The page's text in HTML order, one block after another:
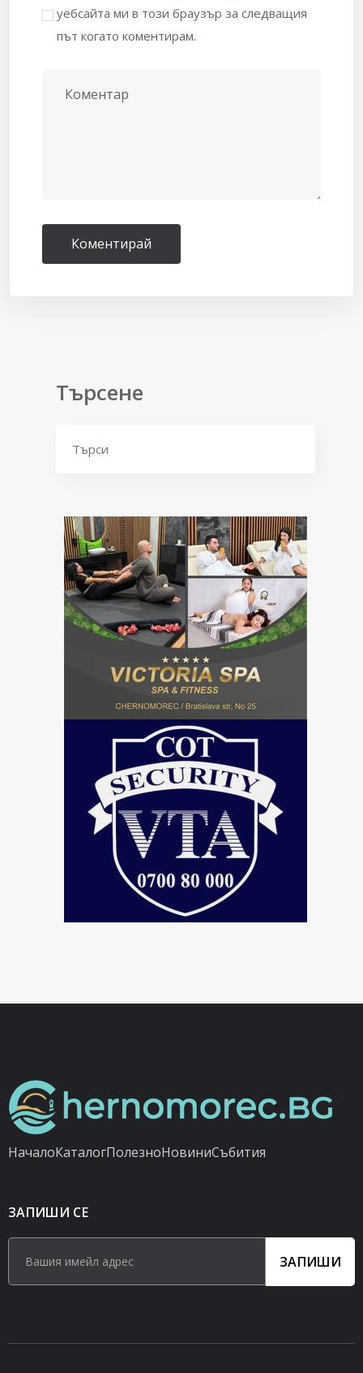
уебсайта ми в този браузър за следващия
път когато коментирам.
Коментар
Коментирай
Търсене
НачалоКаталогПолезноНовиниСъбития
ЗАПИШИ СЕ
ЗАПИШИ